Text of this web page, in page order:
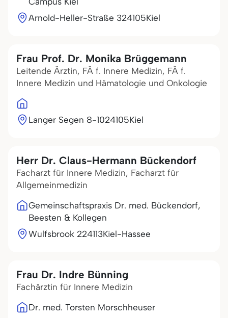
Arnold-Heller-Straße 324105Kiel
Frau Prof. Dr. Monika Brüggemann
Leitende Ärztin, FÄ f. Innere Medizin, FÄ f.
Innere Medizin und Hämatologie und Onkologie
Langer Segen 8-1024105Kiel
Herr Dr. Claus-Hermann Bückendorf
Facharzt für Innere Medizin, Facharzt für
Allgemeinmedizin
Gemeinschaftspraxis Dr. med. Bückendorf,
Beesten & Kollegen
Wulfsbrook 224113Kiel-Hassee
Frau Dr. Indre Bünning
Fachärztin für Innere Medizin
Dr. med. Torsten Morschheuser